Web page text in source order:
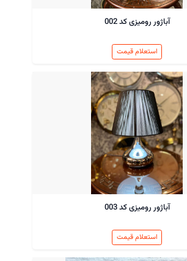
آباژور رومیزی کد 002
استعلام قیمت
آباژور رومیزی کد 003
استعلام قیمت